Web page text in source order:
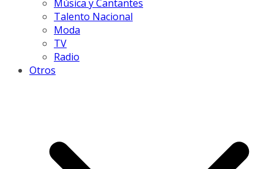
Música y Cantantes
Talento Nacional
Moda
TV
Radio
Otros